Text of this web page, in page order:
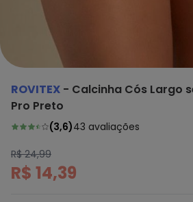
ROVITEX - Calcinha Cós Largo
Pro Preto
(3,6)43 avaliações
R$ 24,99
R$ 14,39